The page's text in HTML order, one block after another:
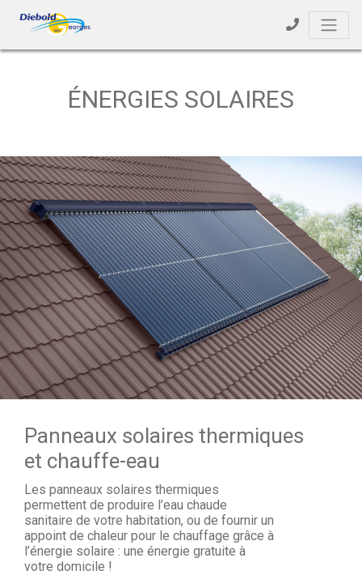
ÉNERGIES SOLAIRES
Panneaux solaires thermiques
et chauffe-eau
Les panneaux solaires thermiques
permettent de produire l’eau chaude
sanitaire de votre habitation, ou de fournir un
appoint de chaleur pour le chauffage grâce à
l’énergie solaire : une énergie gratuite à
votre domicile !